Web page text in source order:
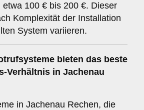
etwa 100 € bis 200 €. Dieser
Komplexität der Installation
System variieren.
bieten das beste
Verhältnis in Jachenau
in Jachenau Rechen, die